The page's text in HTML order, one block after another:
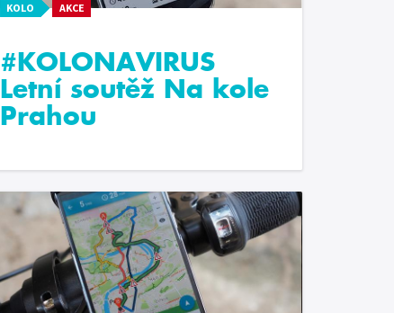
KOLO AKCE
#KOLONAVIRUS
Letní soutěž Na kole
Prahou